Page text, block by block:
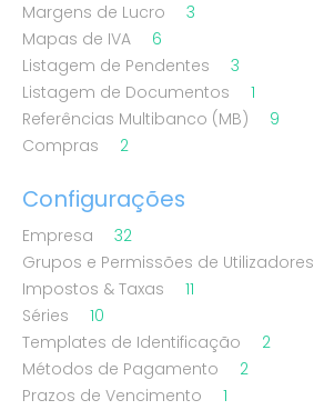
Margens de Lucro
3
Mapas de IVA
6
Listagem de Pendentes
3
Listagem de Documentos
1
Referências Multibanco (MB)
9
Compras
2
Configurações
Empresa
32
Grupos e Permissões de Utilizadores
Impostos & Taxas
11
Séries
10
Templates de Identificação
2
Métodos de Pagamento
2
Prazos de Vencimento
1